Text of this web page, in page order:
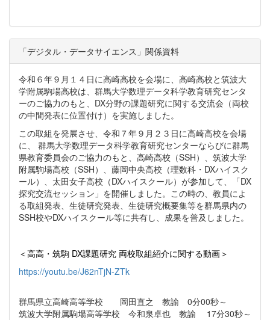
「デジタル・データサイエンス」関係資料
令和６年９月１４日に高崎高校を会場に、高崎高校と筑波大
学附属駒場高校は、群馬大学数理データ科学教育研究センタ
ーのご協力のもと、DX分野の課題研究に関する交流会（両校
の中間発表に位置付け）を実施しました。
この取組を発展させ、令和７年９月２３日に高崎高校を会場
に、 群馬大学数理データ科学教育研究センターならびに群馬
県教育委員会のご協力のもと、高崎高校（SSH）、筑波大学
附属駒場高校（SSH）、藤岡中央高校（理数科・DXハイスク
ール）、太田女子高校（DXハイスクール）が参加して、「DX
探究交流セッション」を開催しました。この時の、教員によ
る取組発表、生徒研究発表、生徒研究概要集等を群馬県内の
SSH校やDXハイスクール等に共有し、成果を普及しました。
＜高高・筑駒 DX課題研究 両校取組紹介に関する動画＞
https://youtu.be/J62nTjN-ZTk
群馬県立高崎高等学校 岡田直之 教諭 0分00秒～
筑波大学附属駒場高等学校 今和泉卓也 教諭 17分30秒～